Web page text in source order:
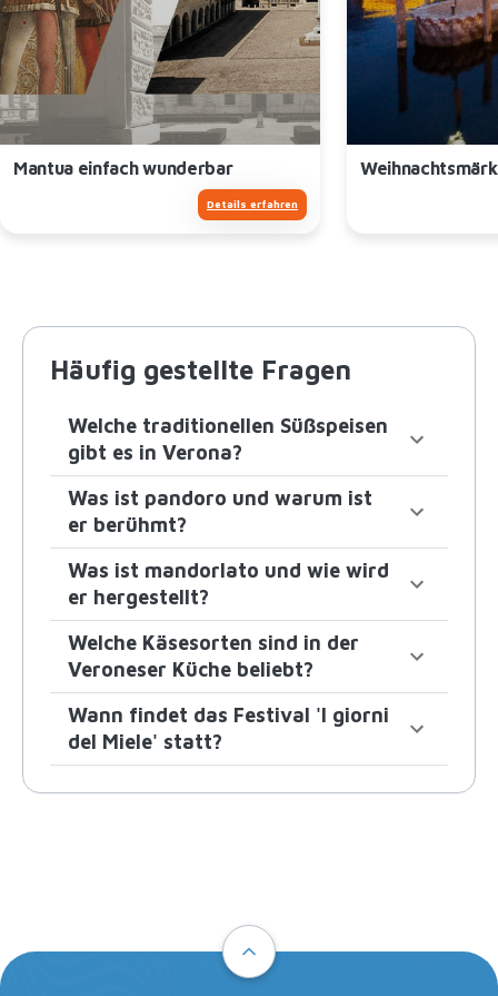
Mantua einfach wunderbar
Details erfahren
Häufig gestellte Fragen
Welche traditionellen Süßspeisen
gibt es in Verona?
Was ist pandoro und warum ist
er berühmt?
Was ist mandorlato und wie wird
er hergestellt?
Welche Käsesorten sind in der
Veroneser Küche beliebt?
Wann findet das Festival 'I giorni
del Miele' statt?